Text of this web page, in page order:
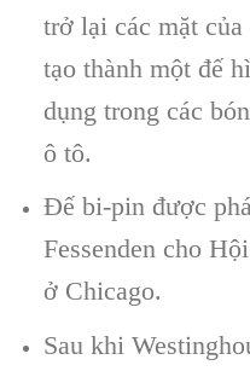
trở lại các mặt
tạo thành một đế
dụng trong các
ô tô.
Đế bi-pin được
Fessenden cho
ở Chicago.
Sau khi